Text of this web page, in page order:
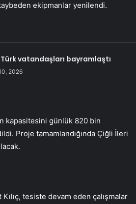
ekipmanlar yenilendi.
Türk vatandaşları bayramlaştı
2026
kapasitesini günlük 820 bin
Proje tamamlandığında Çiğli İleri
tesiste devam eden çalışmalar